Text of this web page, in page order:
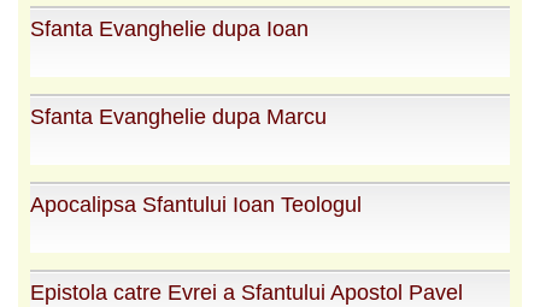
Sfanta Evanghelie dupa Ioan
Sfanta Evanghelie dupa Marcu
Apocalipsa Sfantului Ioan Teologul
Epistola catre Evrei a Sfantului Apostol Pavel